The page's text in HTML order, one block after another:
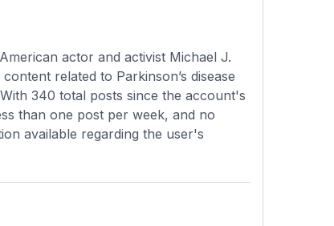
actor and activist Michael J.
related to Parkinson’s disease
340 total posts since the account's
than one post per week, and no
available regarding the user's